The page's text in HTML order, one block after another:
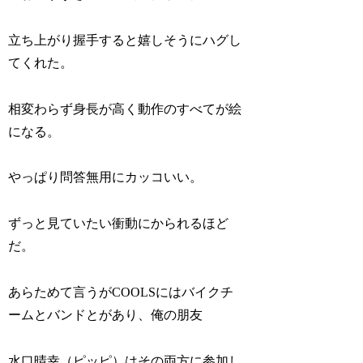
立ち上がり握手すると嬉しそうにハグし
てくれた。
相変わらず身長が高く動作のすべてが絵
になる。
やっぱり問答無用にカッコいい。
ずっと見ていたい衝動にかられるほど
だ。
あらためて言うがCOOLSにはバイクチ
ームとバンドとがあり、俺の朋友